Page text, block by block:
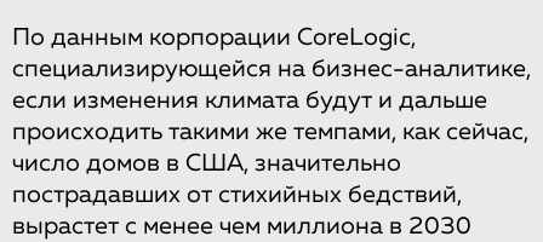
По данным корпорации CoreLogic,
специализирующейся на бизнес-аналитике,
если изменения климата будут и дальше
происходить такими же темпами, как сейчас,
число домов в США, значительно
пострадавших от стихийных бедствий,
вырастет с менее чем миллиона в 2030